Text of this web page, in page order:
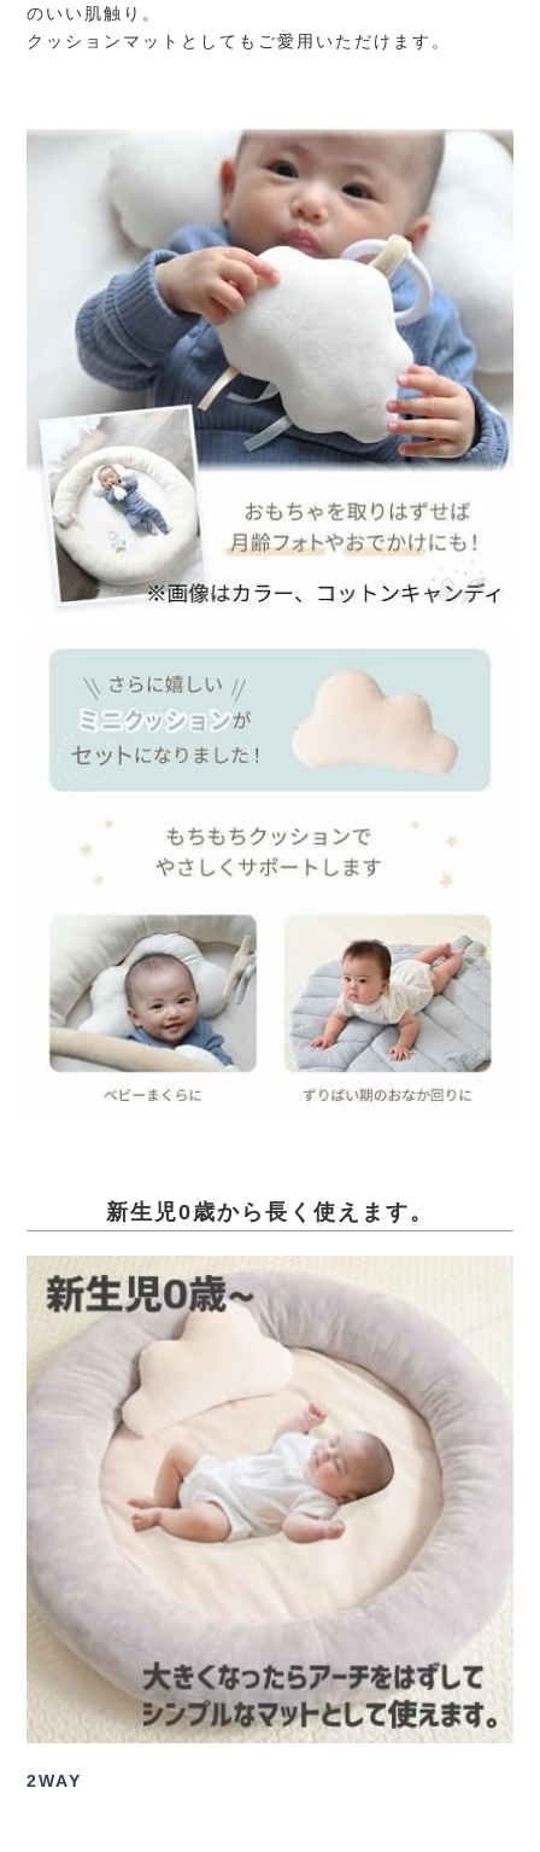
のいい肌触り。
クッションマットとしてもご愛用いただけます。
新生児0歳から長く使えます。
2WAY